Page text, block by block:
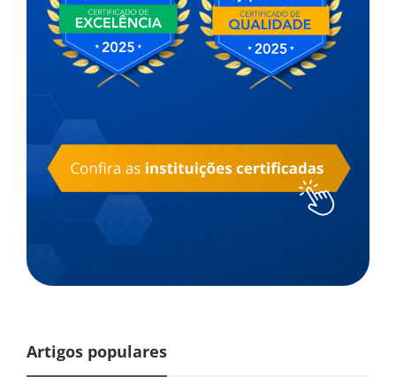
Artigos populares